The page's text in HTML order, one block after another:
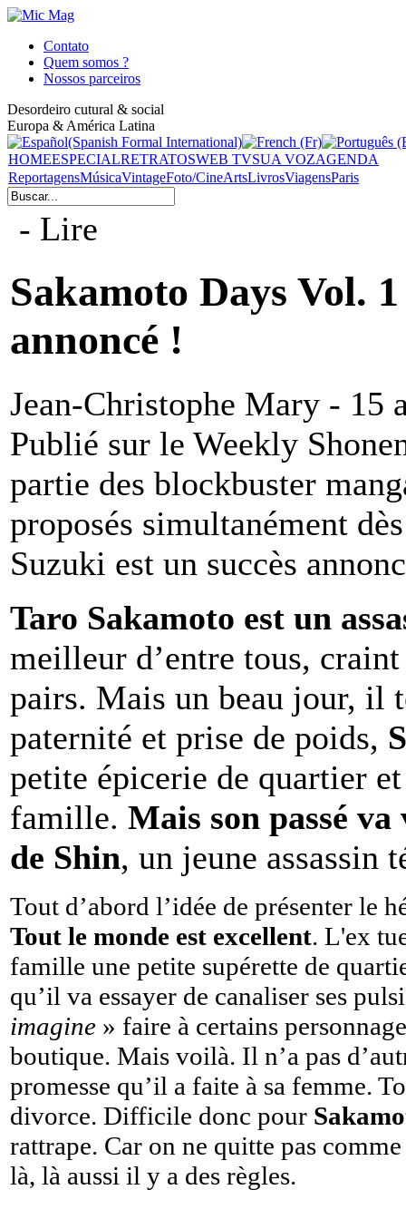
Contato
Quem somos ?
Nossos parceiros
Desordeiro cutural & social
Europa & América Latina
HOMEESPECIALRETRATOSWEB TVSUA VOZAGENDA
ReportagensMúsicaVintageFoto/CineArtsLivrosViagensParis
- Lire
Sakamoto Days Vol.
annoncé !
Jean-Christophe Mary - 15
Publié sur le Weekly
partie des blockbuster
proposés simultanément
Suzuki est un succès
Taro Sakamoto est un
meilleur d’entre tous,
pairs. Mais un beau jour, il
paternité et prise de poids,
petite épicerie de quartier
famille. Mais son passé
de Shin, un jeune assassin
Tout d’abord l’idée de présenter le
Tout le monde est excellent. L'ex
famille une petite supérette de
qu’il va essayer de canaliser ses
imagine » faire à certains
boutique. Mais voilà. Il n’a pas
promesse qu’il a faite à sa femme.
divorce. Difficile donc pour
rattrape. Car on ne quitte pas
là, là aussi il y a des règles.